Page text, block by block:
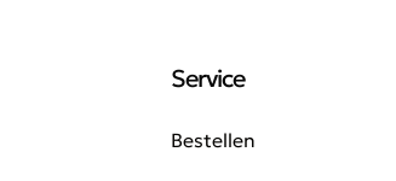
Service
Bestellen